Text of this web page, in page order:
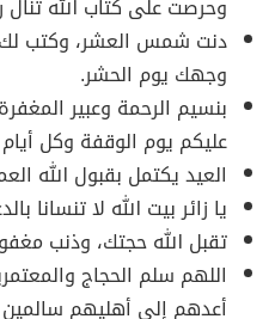
وحرصت على كتاب الله تنال
دنت شمس العشر، وكتب لك
وجهك يوم الحشر.
بنسيم الرحمة وعبير
عليكم يوم الوقفة وكل أيام
العيد يكتمل بقبول الله
يا زائر بيت الله لا تنسانا
تقبل الله حجتك، وذنب
اللهم سلم الحجاج
أعدهم إلى أهليهم سالمين